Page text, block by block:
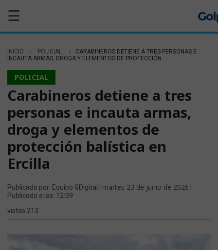
☰
INICIO POLICIAL
CARABINEROS DETIENE A TRES PERSONAS E
INCAUTA ARMAS, DROGA Y ELEMENTOS DE PROTECCIÓN...
POLICIAL
Carabineros detiene a tres
personas e incauta armas,
droga y elementos de
protección balística en
Ercilla
Publicado por: Equipo GDigital | martes 23 de junio de 2026
Publicado a las: 12:09
vistas 213